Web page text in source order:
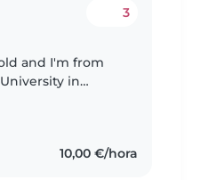
3
and I'm from
in
10,00 €/hora